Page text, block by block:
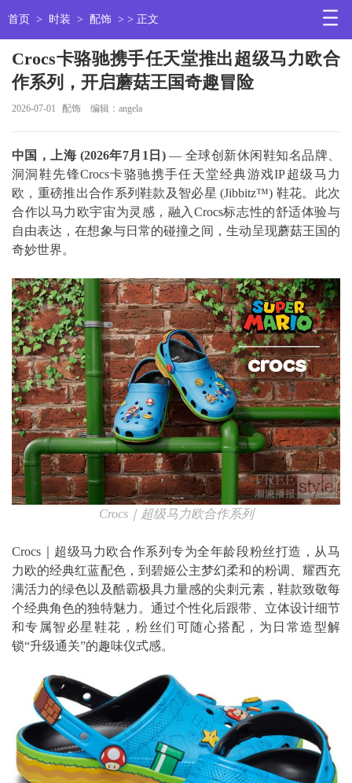
首页 > 时装 > 配饰 > > 正文
Crocs卡骆驰携手任天堂推出超级马力欧合
作系列，开启蘑菇王国奇趣冒险
2026-07-01 配饰 编辑：angela
中国，上海 (2026年7月 1 日 )— 全球创新休闲鞋知名品牌、
洞洞鞋先锋Crocs卡骆驰携手任天堂经典游戏IP超级马力
欧，重磅推出合作系列鞋款及智必星 (Jibbitz™) 鞋花。此次
合作以马力欧宇宙为灵感，融入Crocs标志性的舒适体验与
自由表达，在想象与日常的碰撞之间，生动呈现蘑菇王国的
奇妙世界。
Crocs｜超级马力欧合作系列
Crocs｜超级马力欧合作系列专为全年龄段粉丝打造，从马
力欧的经典红蓝配色，到碧姬公主梦幻柔和的粉调、耀西充
满活力的绿色以及酷霸极具力量感的尖刺元素，鞋款致敬每
个经典角色的独特魅力。通过个性化后跟带、立体设计细节
和专属智必星鞋花，粉丝们可随心搭配，为日常造型解
锁“升级通关”的趣味仪式感。